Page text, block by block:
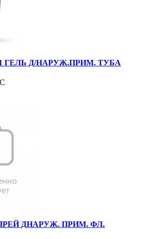
ГЕЛЬ Д/НАРУЖ.ПРИМ. ТУБА
ДНАРУЖ. ПРИМ. ФЛ.